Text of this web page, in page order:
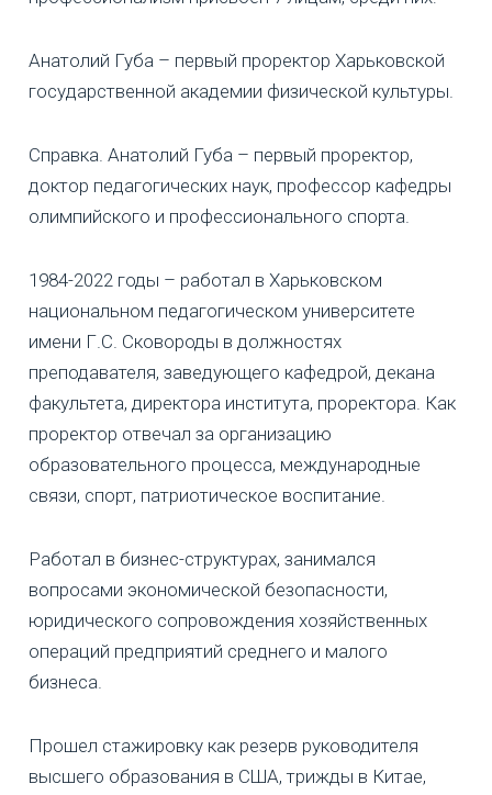
Анатолий Губа – первый проректор Харьковской
государственной академии физической культуры.
Справка. Анатолий Губа – первый проректор,
доктор педагогических наук, профессор кафедры
олимпийского и профессионального спорта.
1984-2022 годы – работал в Харьковском
национальном педагогическом университете
имени Г.С. Сковороды в должностях
преподавателя, заведующего кафедрой, декана
факультета, директора института, проректора. Как
проректор отвечал за организацию
образовательного процесса, международные
связи, спорт, патриотическое воспитание.
Работал в бизнес-структурах, занимался
вопросами экономической безопасности,
юридического сопровождения хозяйственных
операций предприятий среднего и малого
бизнеса.
Прошел стажировку как резерв руководителя
высшего образования в США, трижды в Китае,